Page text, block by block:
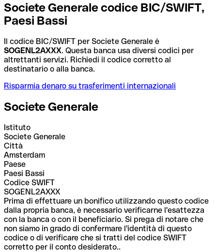
Societe Generale codice BIC/SWIFT,
Paesi Bassi
Il codice BIC/SWIFT per Societe Generale è
SOGENL2AXXX. Questa banca usa diversi codici per
altrettanti servizi. Richiedi il codice corretto al
destinatario o alla banca.
Risparmia denaro su trasferimenti internazionali
Societe Generale
Istituto
Societe Generale
Città
Amsterdam
Paese
Paesi Bassi
Codice SWIFT
SOGENL2AXXX
Prima di effettuare un bonifico utilizzando questo codice
dalla propria banca, è necessario verificarne l'esattezza
con la banca o con il beneficiario. Si prega di notare che
non siamo in grado di confermare l'identità di questo
codice o di verificare che si tratti del codice SWIFT
corretto per il conto desiderato..